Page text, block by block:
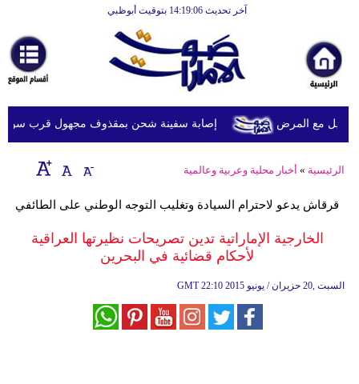
آخر تحديث 14:19:06 بتوقيت أبوظبي
أخبارعاجلة
رياضة
ثقافة
إقتصاد
وموسيقى
إصابة سفينة شحن بمقذوف مجهول قرب سواحل مع المرض
الرئيسية » أخبار محلية وعربية وعالمية
قرقاش يدعو لاحترام السيادة وتغليب التوجه الوطني على الطائفي
الخارجية الإماراتية تدين تصريحات نظيرتها العراقية
لأحكام قضائية في البحرين
GMT 22:10 2015 السبت ,20 حزيران / يونيو